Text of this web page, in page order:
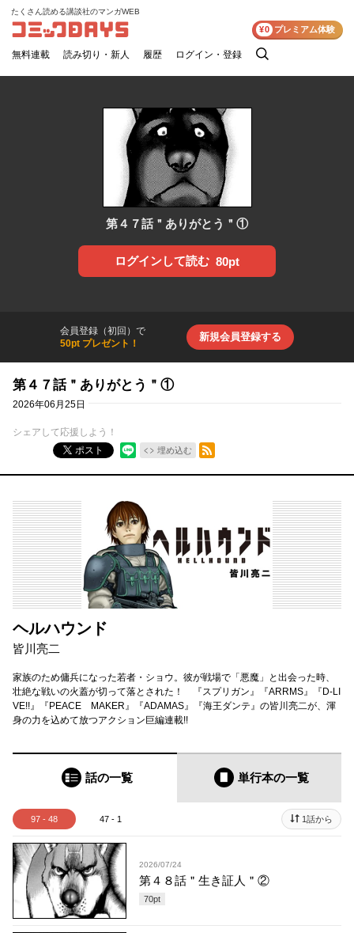
コミックDAYS
たくさん読める講談社のマンガWEB
無料連載 読み切り・新人 履歴 ログイン・登録
検
¥0 プレミアム体験
第４７話＂ありがとう＂①
ログインして読む 80pt
会員登録（初回）で
50pt プレゼント！
新規会員登録する
第４７話＂ありがとう＂①
2026年06月25日
シェアして応援しよう！
ポスト
埋め込む
RSSフィード
ヘルハウンド
皆川亮二
家族のため傭兵になった若者・ショウ。彼が戦場で「悪魔」と出会った時、
壮絶な戦いの火蓋が切って落とされた！ 『スプリガン』『ARRMS』『D-LI
VE!!』『PEACE MAKER』『ADAMAS』『海王ダンテ』の皆川亮二が、渾
身の力を込めて放つアクション巨編連載!!
話の一覧 単行本の一覧
97 - 48 47 - 1 1話から
2026/07/24
第４８話＂生き証人＂②
70pt